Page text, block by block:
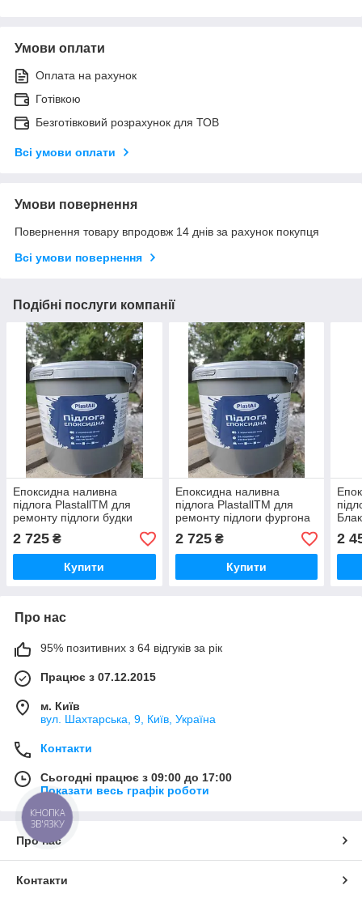
Умови оплати
Оплата на рахунок
Готівкою
Безготівковий розрахунок для ТОВ
Всі умови оплати
Умови повернення
Повернення товару впродовж 14 днів за рахунок покупця
Всі умови повернення
Подібні послуги компанії
Епоксидна наливна
підлога PlastallTM для
ремонту підлоги будки
вантажного автомобіля
Сірий
2 725 ₴
Купити
Епоксидна наливна
підлога PlastallTM для
ремонту підлоги фургона
рефрижератора Білий
2 725₴
Купити
2
Про нас
95% позитивних з 64 відгуків за рік
Працює з 07.12.2015
м. Київ
вул. Шахтарська, 9, Київ, Україна
Контакти
Сьогодні працює з 09:00 до 17:00
Показати весь графік роботи
Про нас
Контакти
КНОПКА
ЗВ'ЯЗКУ